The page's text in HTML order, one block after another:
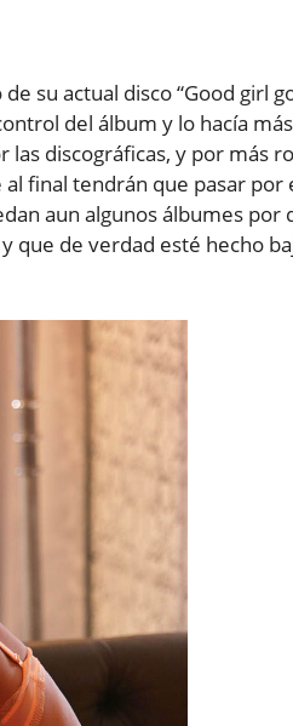
su actual disco “Good girl
del álbum y lo hacía
discográficas, y por más
final tendrán que pasar por
aun algunos álbumes por
que de verdad esté hecho